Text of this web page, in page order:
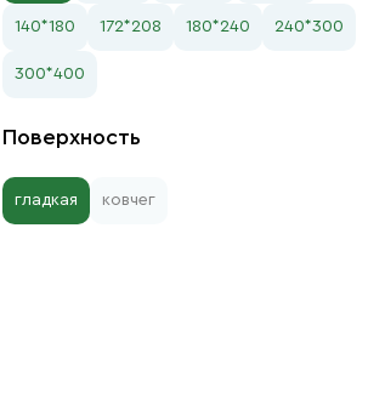
140*180 172*208 180*240 240*300
300*400
Поверхность
гладкая ковчег